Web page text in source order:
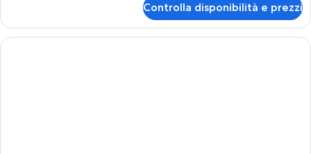
vista
piscina
uso
singolo,
balcone,
Controlla disponibilità e prezzi